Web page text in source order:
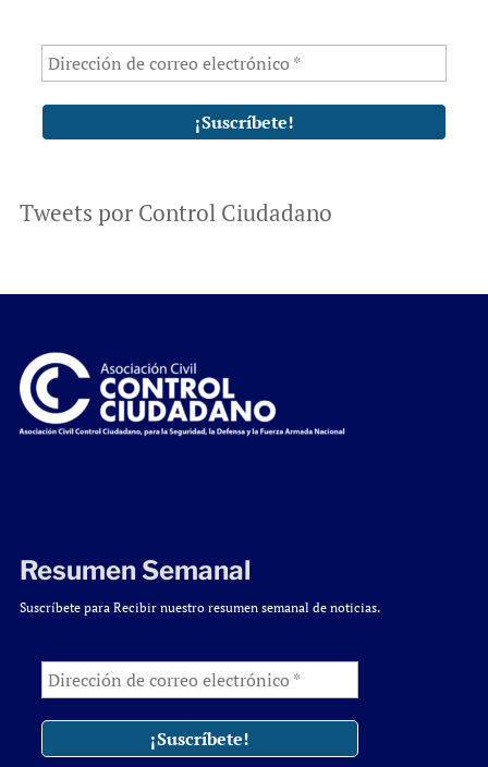
Tweets por Control Ciudadano
Resumen Semanal
Suscríbete para Recibir nuestro resumen semanal de noticias.